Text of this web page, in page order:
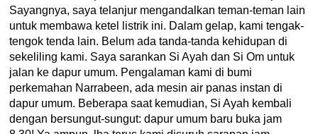
Sayangnya, saya telanjur mengandalkan teman-teman lain
untuk membawa ketel listrik ini. Dalam gelap, kami tengak-
tengok tenda lain. Belum ada tanda-tanda kehidupan di
sekeliling kami. Saya sarankan Si Ayah dan Si Om untuk
jalan ke dapur umum. Pengalaman kami di bumi
perkemahan Narrabeen, ada mesin air panas instan di
dapur umum. Beberapa saat kemudian, Si Ayah kembali
dengan bersungut-sungut: dapur umum baru buka jam